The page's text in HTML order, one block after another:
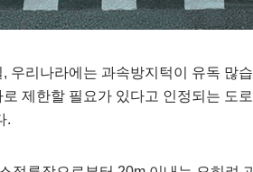
우리나라에는 과속방지턱이 유독 많
제한할 필요가 있다고 인정되는 도
.